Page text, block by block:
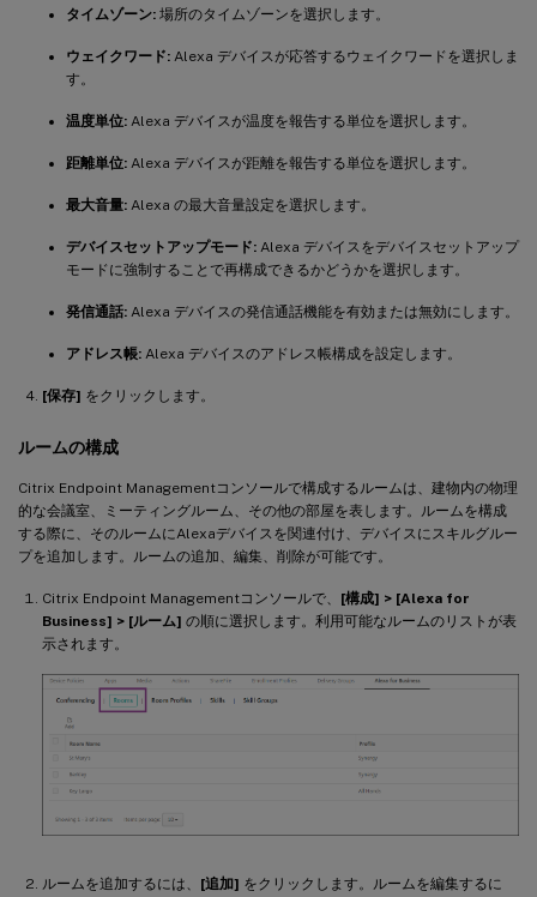
タイムゾーン: 場所のタイムゾーンを選択します。
ウェイクワード: Alexa デバイスが応答するウェイクワードを選択しま
す。
温度単位: Alexa デバイスが温度を報告する単位を選択します。
距離単位: Alexa デバイスが距離を報告する単位を選択します。
最大音量: Alexa の最大音量設定を選択します。
デバイスセットアップモード: Alexa デバイスをデバイスセットアップ
モードに強制することで再構成できるかどうかを選択します。
発信通話: Alexa デバイスの発信通話機能を有効または無効にします。
アドレス帳: Alexa デバイスのアドレス帳構成を設定します。
[保存] をクリックします。
ルームの構成
Citrix Endpoint Managementコンソールで構成するルームは、建物内の物理
的な会議室、ミーティングルーム、その他の部屋を表します。ルームを構成
する際に、そのルームにAlexaデバイスを関連付け、デバイスにスキルグルー
プを追加します。ルームの追加、編集、削除が可能です。
Citrix Endpoint Managementコンソールで、 [構成] > [Alexa for
Business] > [ルーム] の順に選択します。利用可能なルームのリストが表
示されます。
ルームを追加するには、 [追加] をクリックします。ルームを編集するに